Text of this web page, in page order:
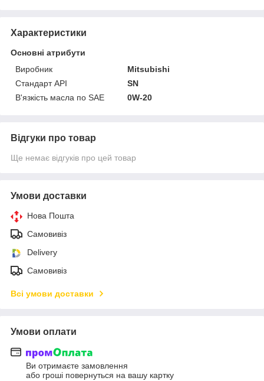
Характеристики
Основні атрибути
Виробник
Mitsubishi
Стандарт API
SN
В'язкість масла по SAE
0W-20
Відгуки про товар
Ще немає відгуків про цей товар
Умови доставки
Нова Пошта
Самовивіз
Delivery
Самовивіз
Всі умови доставки
Умови оплати
Ви отримаєте замовлення
або гроші повернуться на вашу картку